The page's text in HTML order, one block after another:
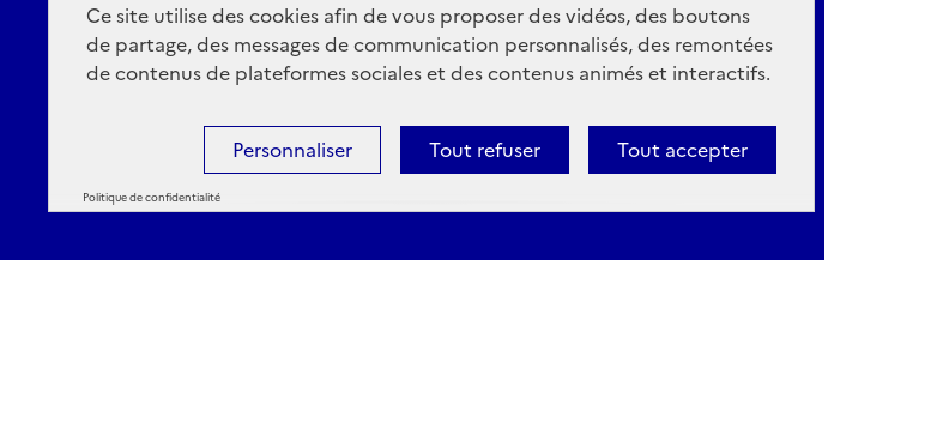
Ce site utilise des cookies afin de vous proposer des vidéos, des boutons
de partage, des messages de communication personnalisés, des remontées
de contenus de plateformes sociales et des contenus animés et interactifs.
Tout accepter
Tout refuser
Personnaliser
Politique de confidentialité